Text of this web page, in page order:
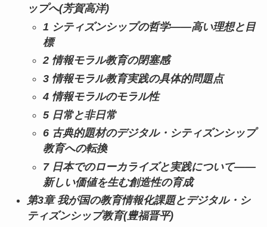
ップへ(芳賀高洋)
1 シティズンシップの哲学――高い理想と目
標
2 情報モラル教育の閉塞感
3 情報モラル教育実践の具体的問題点
4 情報モラルのモラル性
5 日常と非日常
6 古典的題材のデジタル・シティズンシップ
教育への転換
7 日本でのローカライズと実践について――
新しい価値を生む創造性の育成
第3章 我が国の教育情報化課題とデジタル・シ
ティズンシップ教育(豊福晋平)